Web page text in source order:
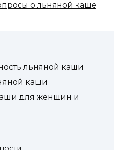
о льняной каше
льняной каши
каши
для женщин и